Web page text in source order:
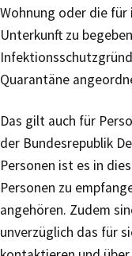
Wohnung oder die
Unterkunft zu
Quarantäne
Das gilt auch für
der Bundesrepublik
Personen ist es in
Personen zu
angehören. Zudem
unverzüglich das für